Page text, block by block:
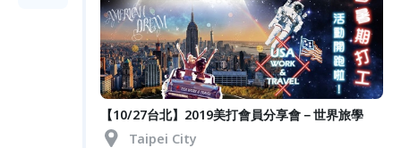
【10/27台北】2019美打會員分享會－世界旅學
Taipei City